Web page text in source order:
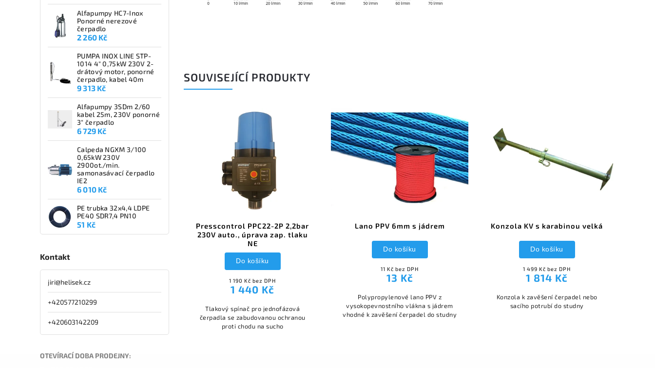
Alfapumpy HC7-Inox
Ponorné nerezové
čerpadlo
2 260 Kč
PUMPA INOX LINE STP-
1014 4" 0,75kW 230V 2-
drátový motor, ponorné
čerpadlo, kabel 40m
9 313 Kč
Alfapumpy 3SDm 2/60
kabel 25m, 230V ponorné
3" čerpadlo
6 729 Kč
Calpeda NGXM 3/100
0,65kW 230V
2900ot./min.
samonasávací čerpadlo
IE2
6 010 Kč
PE trubka 32x4,4 LDPE
PE40 SDR7,4 PN10
51 Kč
Kontakt
jiri@helisek.cz
+420577210299
+420603142209
OTEVÍRACÍ DOBA PRODEJNY:
SOUVISEJÍCÍ PRODUKTY
Presscontrol PPC22-2P 2,2bar
230V auto., úprava zap. tlaku
NE
1 190 Kč bez DPH
1 440 Kč
Do košíku
Tlakový spínač pro jednofázová
čerpadla se zabudovanou ochranou
proti chodu na sucho
Lano PPV 6mm s jádrem
11 Kč bez DPH
13 Kč
Do košíku
Polypropylenové lano PPV z
vysokopevnostního vlákna s jádrem
vhodné k zavěšení čerpadel do studny
Konzola KV s karabinou velká
1 499 Kč bez DPH
1 814 Kč
Do košíku
Konzola k zavěšení čerpadel nebo
sacího potrubí do studny